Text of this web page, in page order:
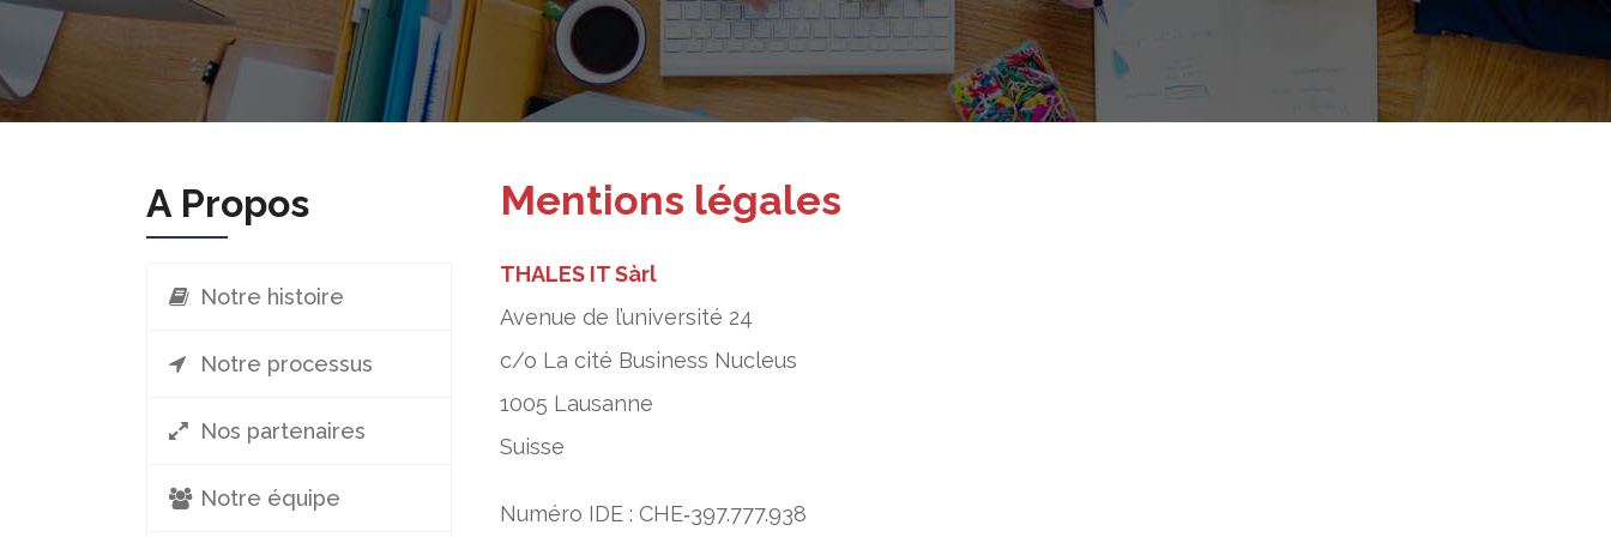
A Propos
Notre histoire
Notre processus
Nos partenaires
Notre équipe
Mentions légales
THALES IT Sàrl
Avenue de l’université 24
c/o La cité Business Nucleus
1005 Lausanne
Suisse
Numéro IDE : CHE‑397.777.938